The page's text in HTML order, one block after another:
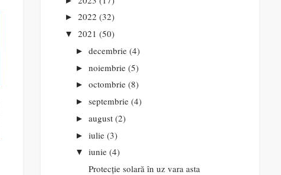
► 2022 (32)
▼ 2021 (50)
► decembrie (4)
► noiembrie (5)
► octombrie (8)
► septembrie (4)
► august (2)
► iulie (3)
▼ iunie (4)
Protecție solară în uz vara asta